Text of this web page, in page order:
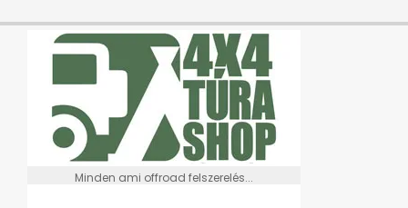
Minden ami offroad felszerelés...